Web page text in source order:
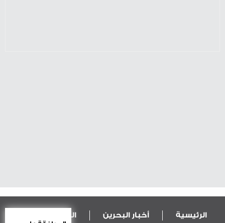
الرئيسية أخبار البحرين المال و الاقتصاد